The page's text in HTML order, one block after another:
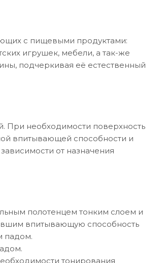
с пищевыми продуктами:
игрушек, мебели, а так-же
подчеркивая её естественный
При необходимости поверхность
впитывающей способности и
от назначения
полотенцем тонким слоем и
впитывающую способность
падом.
тонирования